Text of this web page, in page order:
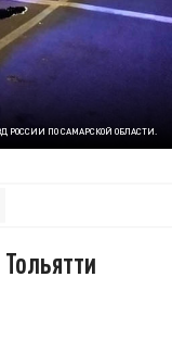
РОССИИ ПО САМАРСКОЙ ОБЛАСТИ.